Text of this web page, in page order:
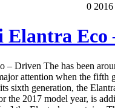
0
Elantra Eco
– Driven The has been
attention when the fifth
sixth generation, the
the 2017 model year, is